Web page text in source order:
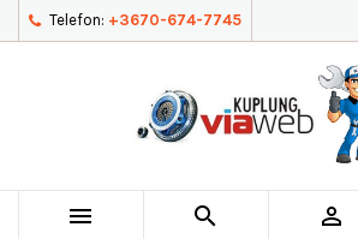
Telefon: +3670-674-7745
  